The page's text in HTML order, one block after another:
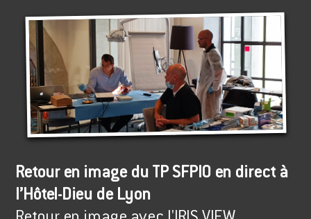
Retour en image du TP SFPIO en direct à
l’Hôtel-Dieu de Lyon